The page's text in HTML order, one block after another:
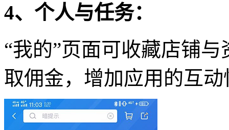
4、个人与任务：
“我的”页面可收藏店铺
取佣金，增加应用的互